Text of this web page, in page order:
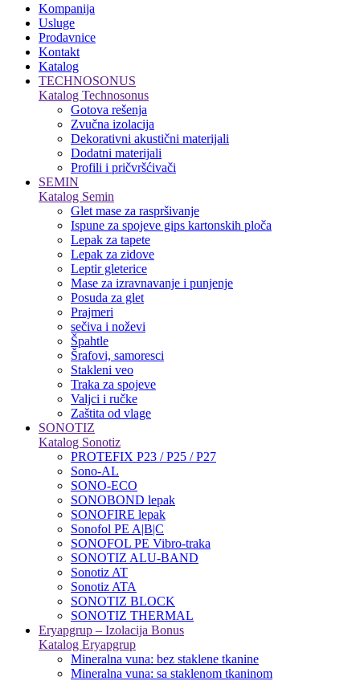
Kompanija
Usluge
Prodavnice
Kontakt
Katalog
TECHNOSONUS
Katalog Technosonus
Gotova rešenja
Zvučna izolacija
Dekorativni akustični materijali
Dodatni materijali
Profili i pričvršćivači
SEMIN
Katalog Semin
Glet mase za raspršivanje
Ispune za spojeve gips kartonskih ploča
Lepak za tapete
Lepak za zidove
Leptir gleterice
Mase za izravnavanje i punjenje
Posuda za glet
Prajmeri
sečiva i noževi
Špahtle
Šrafovi, samoresci
Stakleni veo
Traka za spojeve
Valjci i ručke
Zaštita od vlage
SONOTIZ
Katalog Sonotiz
PROTEFIX P23 / P25 / P27
Sono-AL
SONO-ECO
SONOBOND lepak
SONOFIRE lepak
Sonofol PE A|B|C
SONOFOL PE Vibro-traka
SONOTIZ ALU-BAND
Sonotiz AT
Sonotiz ATA
SONOTIZ BLOCK
SONOTIZ THERMAL
Eryapgrup – Izolacija Bonus
Katalog Eryapgrup
Mineralna vuna: bez staklene tkanine
Mineralna vuna: sa staklenom tkaninom